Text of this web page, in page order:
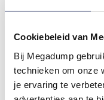
Cookiebeleid van
Bij Megadump
technieken om onze
je ervaring te